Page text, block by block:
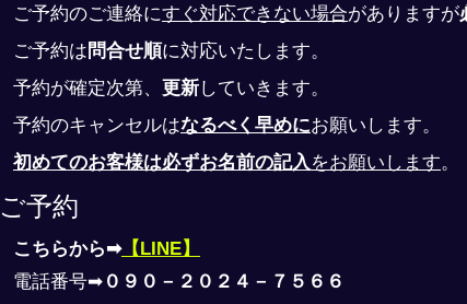
ご予約のご連絡にすぐ対応できない場合がありますが
ご予約は 問合せ順に対応いたします。
予約が確定次第、 更新していきます。
予約のキャンセルはなるべく早めにお願いします。
初めてのお客様は必ずお名前の記入をお願いします。
ご予約
こちらから➡【LINE】
電話番号➡ ０９０－２０２４－７５６６